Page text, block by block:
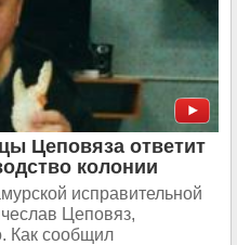
Цеповяза ответит
колонии
исправительной
Цеповяз,
Как сообщил